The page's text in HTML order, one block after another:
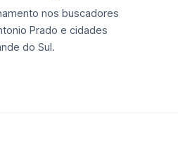
nos buscadores
Prado e cidades
do Sul.